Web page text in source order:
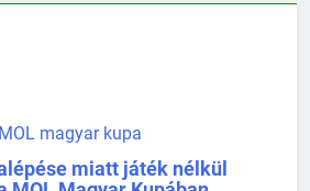
MOL magyar kupa
miatt játék nélkül